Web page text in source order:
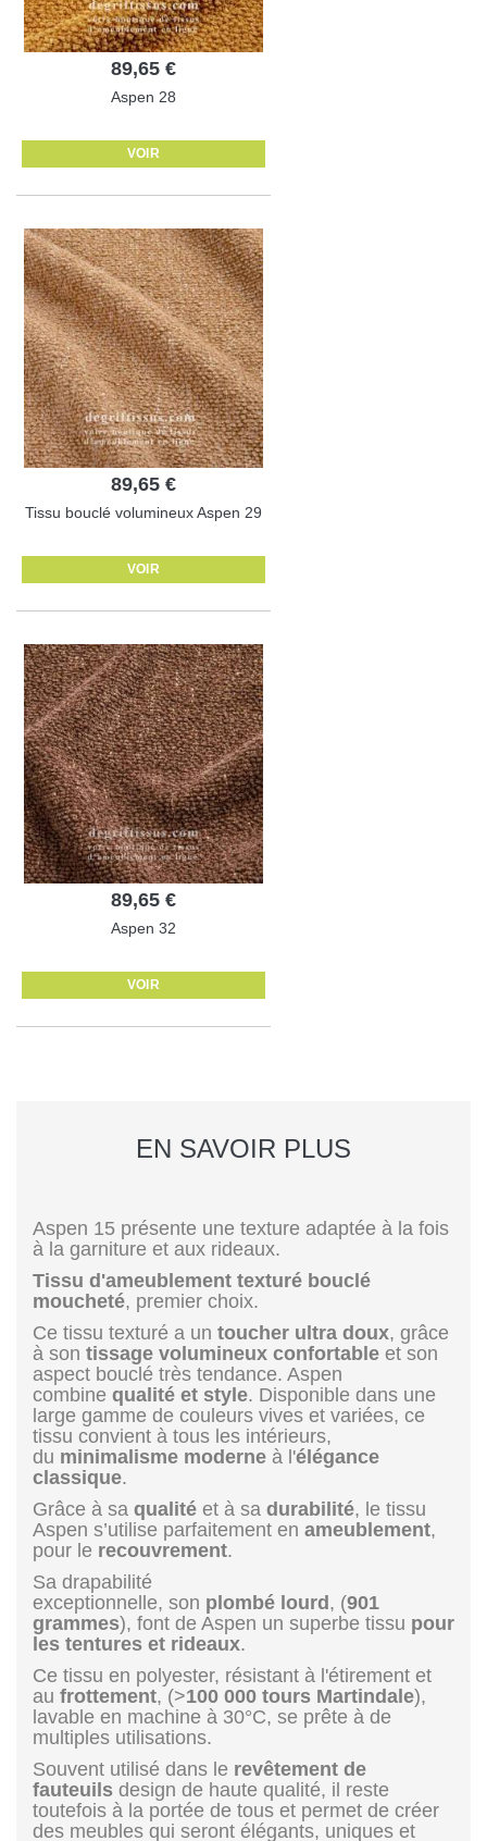
89,65 €
Aspen 28
VOIR
89,65 €
Tissu bouclé volumineux Aspen 29
VOIR
89,65 €
Aspen 32
VOIR
EN SAVOIR PLUS
Aspen 15 présente une texture adaptée à la fois
à la garniture et aux rideaux.
Tissu d'ameublement texturé bouclé
moucheté, premier choix.
Ce tissu texturé a un toucher ultra doux, grâce
à son tissage volumineux confortable et son
aspect bouclé très tendance. Aspen
combine qualité et style. Disponible dans une
large gamme de couleurs vives et variées, ce
tissu convient à tous les intérieurs,
du minimalisme moderne à l'élégance
classique.
Grâce à sa qualité et à sa durabilité, le tissu
Aspen s’utilise parfaitement en ameublement,
pour le recouvrement.
Sa drapabilité
exceptionnelle, son plombé lourd, (901
grammes), font de Aspen un superbe tissu pour
les tentures et rideaux.
Ce tissu en polyester, résistant à l'étirement et
au frottement, (>100 000 tours Martindale),
lavable en machine à 30°C, se prête à de
multiples utilisations.
Souvent utilisé dans le revêtement de
fauteuils design de haute qualité, il reste
toutefois à la portée de tous et permet de créer
des meubles qui seront élégants, uniques et